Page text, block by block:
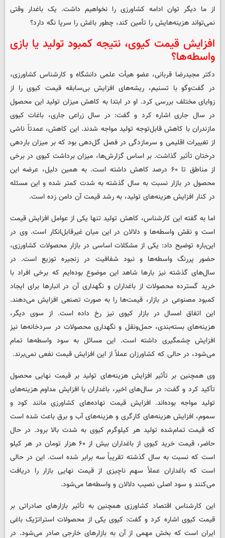
از ما دیگر توان ادامه کشاورزی را نخواهیم داشت. یک باغدار وقتی
نمی‌تواند هزینه‌هایش را تأمین کند، چطور باغش را سرپا نگه دارد؟
افزایش قیمت کیوی، نتیجه کمبود تولید یا بازی
واسطه‌ها؟
دکتر مجیدرضا قربانی، عضو هیأت علمی دانشگاه و کارشناس کشاورزی،
در گفت‌وگو با تسنیم، ریشه‌های افزایش بی‌سابقه قیمت کیوی را از
زوایای مختلف بررسی کرد. او در ابتدا به کاهش میزان تولید این محصول
در سال جاری اشاره کرد و گفت: در سال زراعی جاری، باغات کیوی
مازندران با کاهش قابل‌توجه تولید مواجه شدند. این کاهش، عمدتاً ناشی
از تغییرات اقلیمی و سرمازدگی در فصل گل‌دهی بود که بر میزان باردهی
درختان تأثیر گذاشت. بر اساس گزارش‌ها، میزان برداشت کیوی در برخی
از مناطق تا ۶۰ درصد کاهش داشته است. به همین دلیل، عرضه این
محصول در بازار نسبت به سال گذشته به شدت کمتر شده و این مسئله
در کنار افزایش هزینه‌های تولید، به رشد قیمت آن دامن زده است.
اما به گفته این کارشناس، کاهش تولید تنها یکی از عوامل افزایش قیمت
است و نقش واسطه‌ها و دلالان در این میان غیرقابل‌انکار است. وی در
این‌باره توضیح داد: یکی از مشکلات اساسی در بازار محصولات کشاورزی،
حضور پررنگ واسطه‌ها و نبود شفافیت در زنجیره توزیع است. در
سال‌های گذشته نیز بارها شاهد این موضوع بوده‌ایم که برخی افراد با
خرید گسترده محصولات از باغداران و نگهداری آن در انبارها برای ایجاد
کمبود مصنوعی در بازار، قیمت‌ها را به صورت تصنعی افزایش می‌دهند.
این اتفاق امسال در بازار کیوی نیز رخ داده است. از سوی دیگر،
هزینه‌های بسته‌بندی، حمل‌ونقل و نگهداری محصولات در سردخانه‌ها نیز
افزایش چشمگیری داشته است. این مسائل به سود واسطه‌ها تمام
می‌شود، در حالی که کشاورزان عملاً از این افزایش قیمت نفعی نمی‌برند.
وی همچنین بر تأثیر افزایش هزینه‌های تولید بر قیمت نهایی محصول
تأکید کرد و گفت: در سال‌های اخیر، باغداران با افزایش مداوم هزینه‌های
تولید مواجه بوده‌اند. افزایش قیمت نهاده‌های کشاورزی مانند کود و
سموم، افزایش هزینه‌های کارگری و هزینه‌های آب و برق باعث شده است
که قیمت تمام‌شده تولید هر کیلوگرم کیوی به شدت بالا برود. در حال
حاضر، قیمت خرید کیوی از باغداران بیش از ۶۰ هزار تومان در هر کیلو
است که نسبت به سال گذشته تقریباً سه برابر شده است. این در حالی
است که باغداران عملاً سهم ناچیزی از قیمت نهایی بازار را دریافت
می‌کنند و سود اصلی نصیب دلالان و واسطه‌ها می‌شود.
این کارشناس اقتصاد کشاورزی همچنین به تأثیر بازارهای صادراتی بر
قیمت کیوی اشاره کرد و گفت: کیوی یکی از محصولات استراتژیک باغی
ایران است که بخش مهمی از آن به بازارهای خارجی صادر می‌شود. در